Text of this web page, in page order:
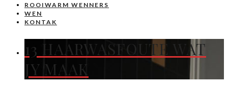
ROOIWARM WENNERS
WEN
KONTAK
13 HAARWASFOUTE WAT
JY MAAK